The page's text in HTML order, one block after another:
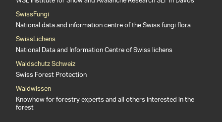
SwissFungi
National data and information centre of the Swiss fungi flora
SwissLichens
National Data and Information Centre of Swiss lichens
Waldschutz Schweiz
Swiss Forest Protection
Waldwissen
Knowhow for forestry experts and all others interested in the
forest